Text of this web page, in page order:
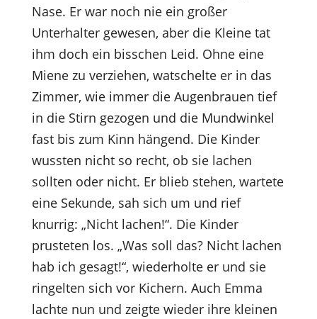
Nase. Er war noch nie ein großer
Unterhalter gewesen, aber die Kleine tat
ihm doch ein bisschen Leid. Ohne eine
Miene zu verziehen, watschelte er in das
Zimmer, wie immer die Augenbrauen tief
in die Stirn gezogen und die Mundwinkel
fast bis zum Kinn hängend. Die Kinder
wussten nicht so recht, ob sie lachen
sollten oder nicht. Er blieb stehen, wartete
eine Sekunde, sah sich um und rief
knurrig: „Nicht lachen!“. Die Kinder
prusteten los. „Was soll das? Nicht lachen
hab ich gesagt!“, wiederholte er und sie
ringelten sich vor Kichern. Auch Emma
lachte nun und zeigte wieder ihre kleinen